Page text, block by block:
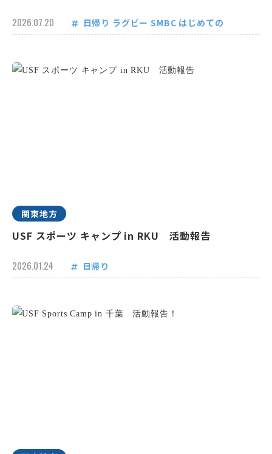
2026.07.20 日帰り ラグビー SMBC はじめての
関東地方
USF スポーツ キャンプ in RKU 活動報告
2026.01.24 日帰り